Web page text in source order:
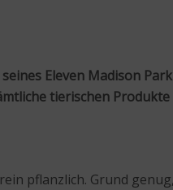
Eleven Madison
tierischen
pflanzlich. Grund